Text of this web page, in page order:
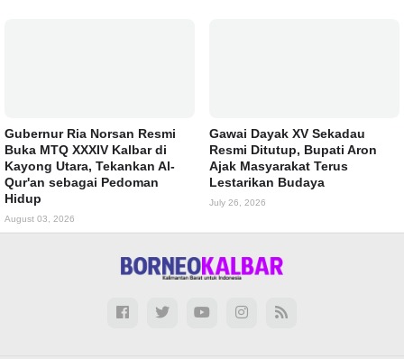
Gubernur Ria Norsan Resmi
Buka MTQ XXXIV Kalbar di
Kayong Utara, Tekankan Al-
Qur'an sebagai Pedoman
Hidup
August 03, 2026
Gawai Dayak XV Sekadau
Resmi Ditutup, Bupati Aron
Ajak Masyarakat Terus
Lestarikan Budaya
July 26, 2026